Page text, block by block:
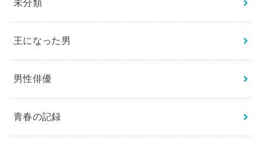
未分類
王になった男
男性俳優
青春の記録